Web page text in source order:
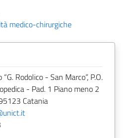
medico-chirurgiche
Rodolico - San Marco”, P.O.
- Pad. 1 Piano meno 2
Catania